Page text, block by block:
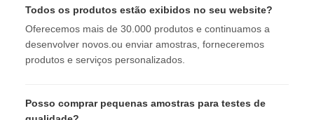
Todos os produtos estão exibidos no seu website?
Oferecemos mais de 30.000 produtos e continuamos a
desenvolver novos.ou enviar amostras, forneceremos
produtos e serviços personalizados.
Posso comprar pequenas amostras para testes de